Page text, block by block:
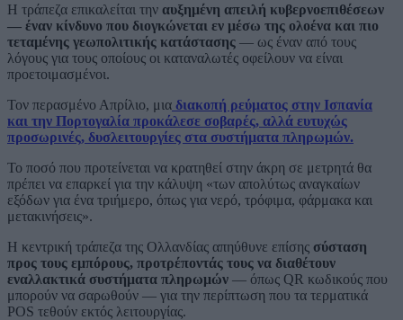
Η τράπεζα επικαλείται την αυξημένη απειλή κυβερνοεπιθέσεων
— έναν κίνδυνο που διογκώνεται εν μέσω της ολοένα και πιο
τεταμένης γεωπολιτικής κατάστασης — ως έναν από τους
λόγους για τους οποίους οι καταναλωτές οφείλουν να είναι
προετοιμασμένοι.
Τον περασμένο Απρίλιο, μια διακοπή ρεύματος στην Ισπανία
και την Πορτογαλία προκάλεσε σοβαρές, αλλά ευτυχώς
προσωρινές, δυσλειτουργίες στα συστήματα πληρωμών.
Το ποσό που προτείνεται να κρατηθεί στην άκρη σε μετρητά θα
πρέπει να επαρκεί για την κάλυψη «των απολύτως αναγκαίων
εξόδων για ένα τριήμερο, όπως για νερό, τρόφιμα, φάρμακα και
μετακινήσεις».
Η κεντρική τράπεζα της Ολλανδίας απηύθυνε επίσης σύσταση
προς τους εμπόρους, προτρέποντάς τους να διαθέτουν
εναλλακτικά συστήματα πληρωμών — όπως QR κωδικούς που
μπορούν να σαρωθούν — για την περίπτωση που τα τερματικά
POS τεθούν εκτός λειτουργίας.